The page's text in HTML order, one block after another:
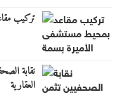
تركيب
نقابة
العقارية